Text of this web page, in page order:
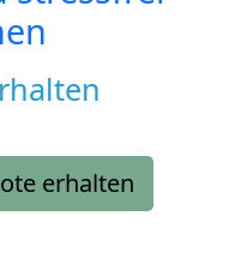
erhalten